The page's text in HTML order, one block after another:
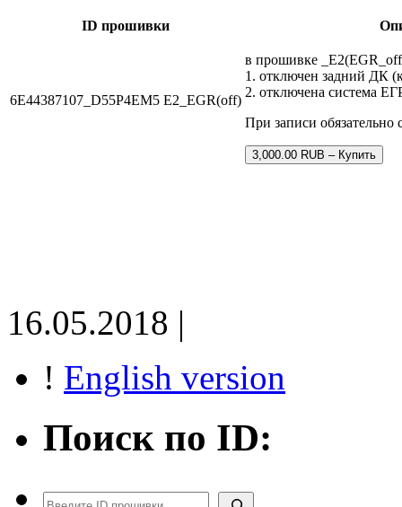
ID прошивки
6E44387107_D55P4EM5 E2_EGR(off)
в прошивке
1. отключен задний ДК
2. отключена система
При записи
3,000.00 RUB – Купить
16.05.2018 |
! English version
Поиск по ID:
Поиск